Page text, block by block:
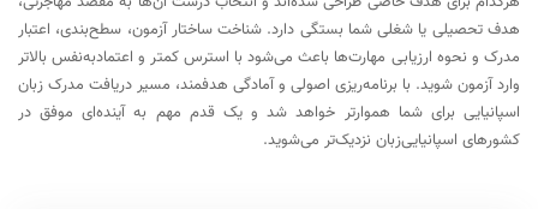
هدف تحصیلی یا شغلی شما بستگی دارد. شناخت ساختار آزمون، سطح‌بندی، اعتبار
مدرک و نحوه ارزیابی مهارت‌ها باعث می‌شود با استرس کمتر و اعتمادبه‌نفس بالاتر
وارد آزمون شوید. با برنامه‌ریزی اصولی و آمادگی هدفمند، مسیر دریافت مدرک زبان
اسپانیایی برای شما هموارتر خواهد شد و یک قدم مهم به آینده‌ای موفق در
کشورهای اسپانیایی‌زبان نزدیک‌تر می‌شوید.